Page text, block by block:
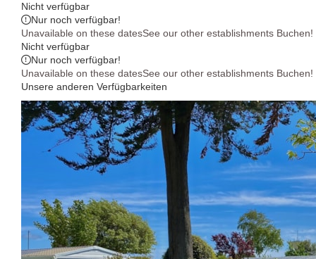
Nicht verfügbar
Nur noch verfügbar!
Unavailable on these datesSee our other establishments Buchen!
Nicht verfügbar
Nur noch verfügbar!
Unavailable on these datesSee our other establishments Buchen!
Unsere anderen Verfügbarkeiten